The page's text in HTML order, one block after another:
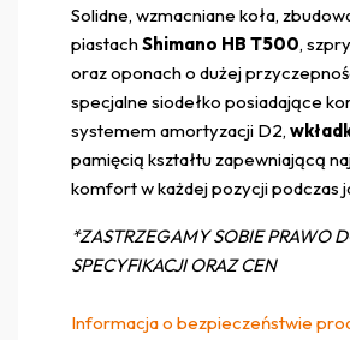
Solidne, wzmacniane koła,
piastachShimano HB T500,
oraz oponach o dużej
specjalne siodełko posiadające
systemem amortyzacji D2,
pamięcią kształtu zapewniającą
komfort w każdej pozycji podczas
*ZASTRZEGAMY SOBIE PRAWO
SPECYFIKACJI ORAZ CEN
Informacja o bezpieczeństwie